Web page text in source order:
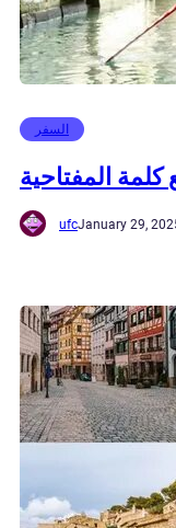
السفر
المفتاحية
ufcJanuary 29,